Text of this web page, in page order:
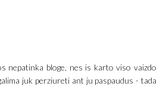
nepatinka bloge, nes is karto viso vaizdo
juk perziureti ant ju paspaudus - tada